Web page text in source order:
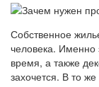
Собственное
человека.
время, а также
захочется. В то